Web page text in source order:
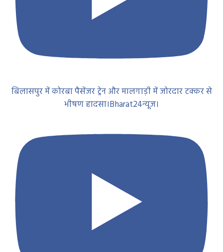
बिलासपुर में कोरबा पैसेंजर ट्रेन और मालगाड़ी में जोरदार टक्कर से
भीषण हादसा।Bharat24न्यूज।